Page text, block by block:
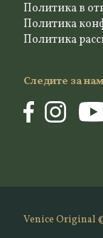
Политика в
Политика
Политика
Следите за
Venice Original